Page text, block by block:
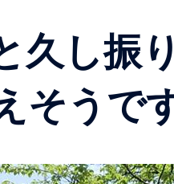
久し振
そうで